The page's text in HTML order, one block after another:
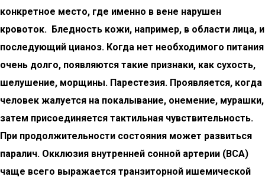
конкретное место, где именно в вене нарушен
кровоток. Бледность кожи, например, в области лица, и
последующий цианоз. Когда нет необходимого питания
очень долго, появляются такие признаки, как сухость,
шелушение, морщины. Парестезия. Проявляется, когда
человек жалуется на покалывание, онемение, мурашки,
затем присоединяется тактильная чувствительность.
При продолжительности состояния может развиться
паралич. Окклюзия внутренней сонной артерии (ВСА)
чаще всего выражается транзиторной ишемической